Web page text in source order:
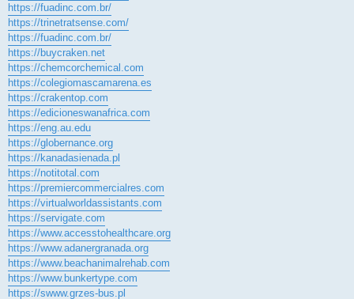
https://fuadinc.com.br/
https://trinetratsense.com/
https://fuadinc.com.br/
https://buycraken.net
https://chemcorchemical.com
https://colegiomascamarena.es
https://crakentop.com
https://edicioneswanafrica.com
https://eng.au.edu
https://globernance.org
https://kanadasienada.pl
https://notitotal.com
https://premiercommercialres.com
https://virtualworldassistants.com
https://servigate.com
https://www.accesstohealthcare.org
https://www.adanergranada.org
https://www.beachanimalrehab.com
https://www.bunkertype.com
https://swww.grzes-bus.pl